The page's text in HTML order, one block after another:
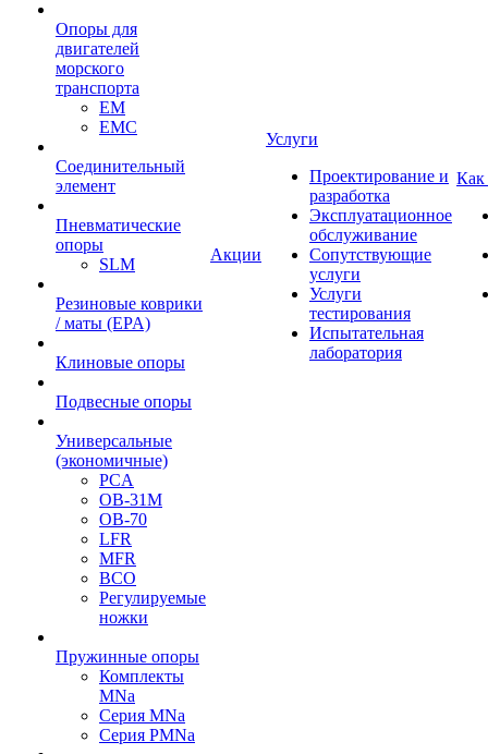
Опоры для
двигателей
морского
транспорта
EM
EMC
Cоединительный
элемент
Пневматические
опоры
SLM
Резиновые коврики
/ маты (EPA)
Клиновые опоры
Подвесные опоры
Универсальные
(экономичные)
PCA
ОВ-31М
OB-70
LFR
MFR
ВСО
Регулируемые
ножки
Пружинные опоры
Комплекты
MNa
Серия MNa
Серия PMNa
Акции
Услуги
Проектирование и
разработка
Эксплуатационное
обслуживание
Сопутствующие
услуги
Услуги
тестирования
Испытательная
лаборатория
Как